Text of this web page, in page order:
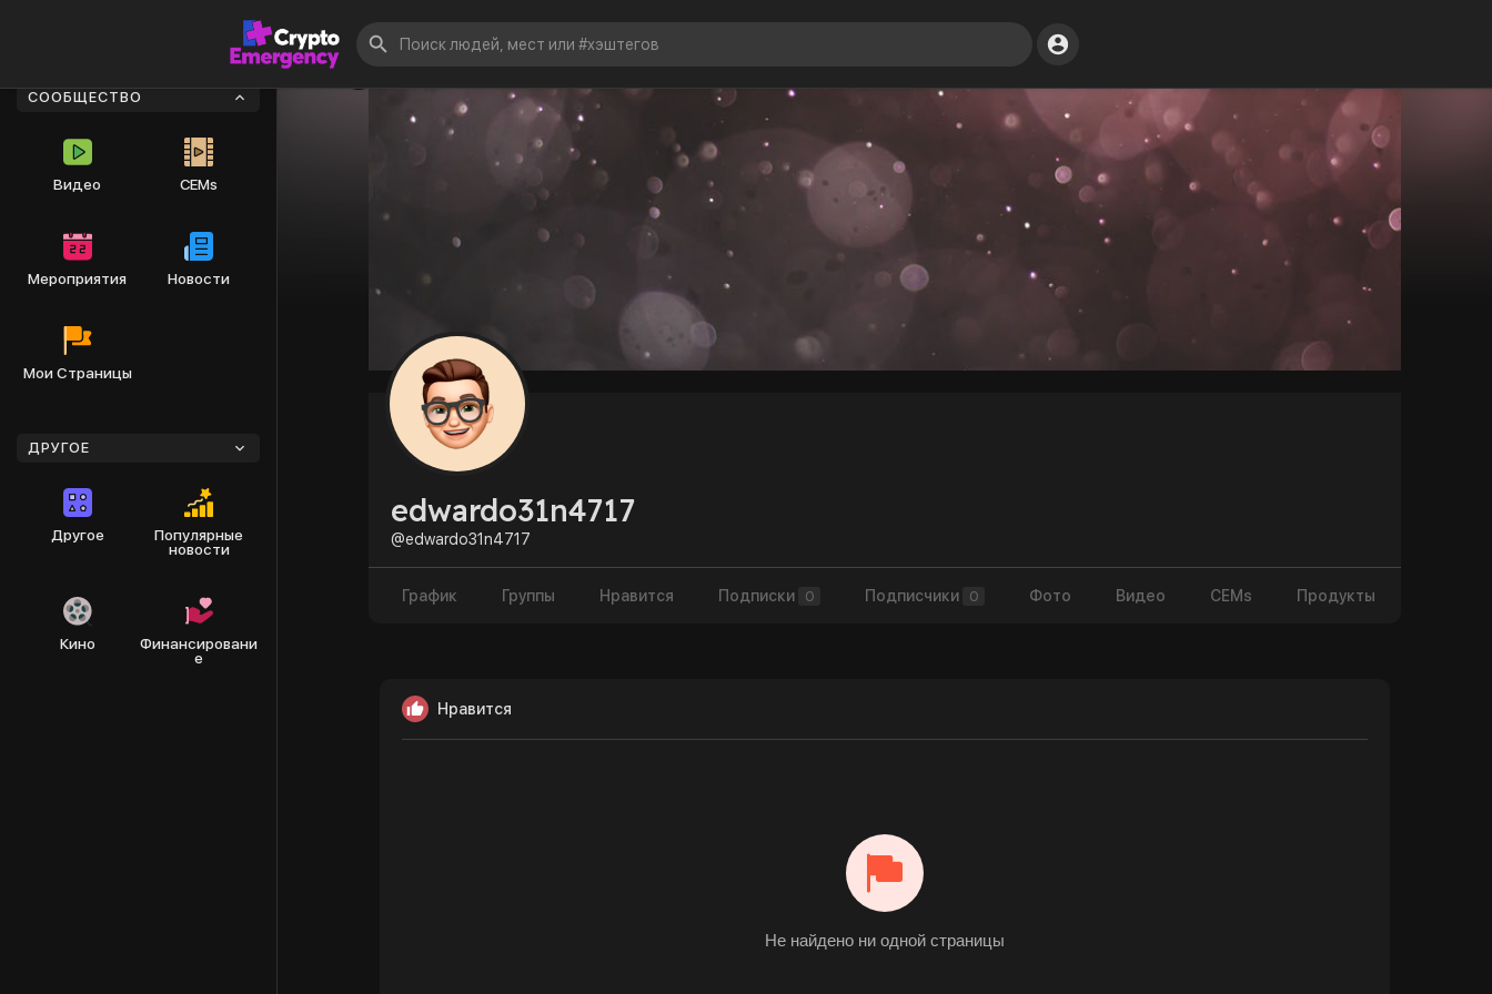
СООБЩЕСТВО
Видео CEMs
Мероприятия Новости
Мои Страницы
ДРУГОЕ
Другое
Популярные
новости
Кино
Финансировани
е
edwardo31n4717
@edwardo31n4717
График Группы Нравится Подписки 0 Подписчики 0 Фото Видео CEMs Продукты
Нравится
Не найдено ни одной страницы